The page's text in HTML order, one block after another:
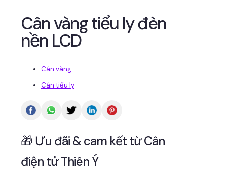
Cân vàng tiểu ly đèn
nền LCD
Cân vàng
Cân tiểu ly
🎁 Ưu đãi & cam kết từ Cân
điện tử Thiên Ý